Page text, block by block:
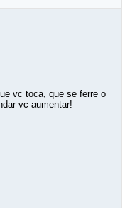
vc toca, que se ferre o
vc aumentar!